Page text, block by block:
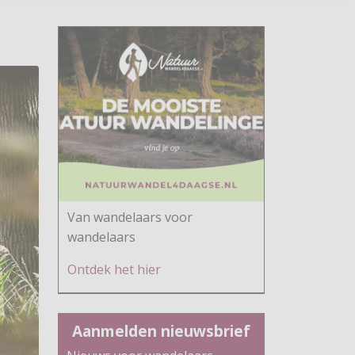
Van wandelaars voor
wandelaars
Ontdek het hier
Aanmelden nieuwsbrief